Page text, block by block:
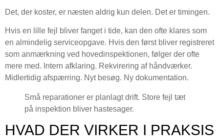
Det, der koster, er næsten aldrig kun delen. Det er timingen.
Hvis en lille fejl bliver fanget i tide, kan den ofte klares som
en almindelig serviceopgave. Hvis den først bliver registreret
som anmærkning ved hovedinspektionen, følger der ofte
mere med. Intern afklaring. Rekvirering af håndværker.
Midlertidig afspærring. Nyt besøg. Ny dokumentation.
Små reparationer er planlagt drift. Store fejl tæt
på inspektion bliver hastesager.
HVAD DER VIRKER I PRAKSIS